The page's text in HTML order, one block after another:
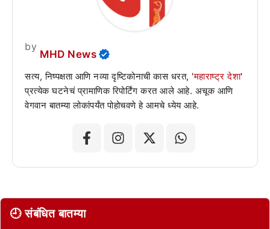
by
MHD News
सत्य, निष्पक्षता आणि नव्या दृष्टिकोनाची कास धरत, 'महाराष्ट्र देशा'
प्रत्येक घटनेचं प्रामाणिक रिपोर्टिंग करत आले आहे. अचूक आणि
वेगवान बातम्या लोकांपर्यंत पोहोचवणे हे आमचे ध्येय आहे.
🕘 संबंधित बातम्या